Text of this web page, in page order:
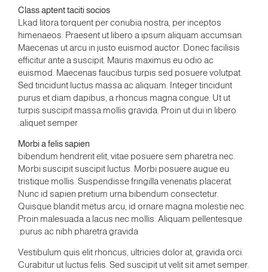
Class aptent taciti socios
Lkad litora torquent per conubia nostra, per inceptos
himenaeos. Praesent ut libero a ipsum aliquam accumsan.
Maecenas ut arcu in justo euismod auctor. Donec facilisis
efficitur ante a suscipit. Mauris maximus eu odio ac
euismod. Maecenas faucibus turpis sed posuere volutpat.
Sed tincidunt luctus massa ac aliquam. Integer tincidunt
purus et diam dapibus, a rhoncus magna congue. Ut ut
turpis suscipit massa mollis gravida. Proin ut dui in libero
aliquet semper.
Morbi a felis sapien
bibendum hendrerit elit, vitae posuere sem pharetra nec.
Morbi suscipit suscipit luctus. Morbi posuere augue eu
tristique mollis. Suspendisse fringilla venenatis placerat.
Nunc id sapien pretium urna bibendum consectetur.
Quisque blandit metus arcu, id ornare magna molestie nec.
Proin malesuada a lacus nec mollis. Aliquam pellentesque
purus ac nibh pharetra gravida.
Vestibulum quis elit rhoncus, ultricies dolor at, gravida orci.
Curabitur ut luctus felis. Sed suscipit ut velit sit amet semper.